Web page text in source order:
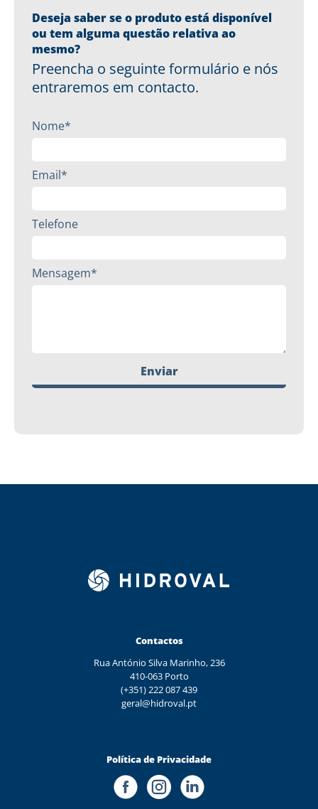
Deseja saber se o produto está disponível
ou tem alguma questão relativa ao
mesmo?
Preencha o seguinte formulário e nós
entraremos em contacto.
Nome*
Email*
Telefone
Mensagem*
Enviar
Contactos
Rua António Silva Marinho, 236
410-063 Porto
(+351) 222 087 439
geral@hidroval.pt
Política de Privacidade